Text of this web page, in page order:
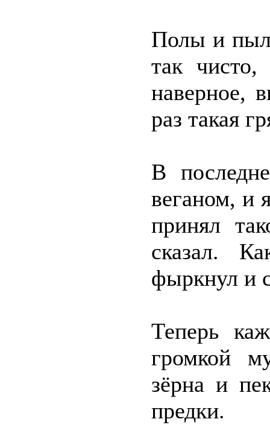
Полы и
так
наверное,
раз такая
В
веганом, и
принял
сказал.
фыркнул и
Теперь
громкой
зёрна и
предки.